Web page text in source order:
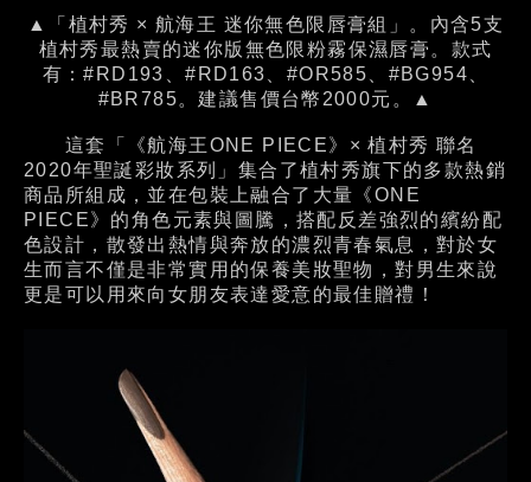
▲「植村秀 × 航海王 迷你無色限唇膏組」。內含5支
植村秀最熱賣的迷你版無色限粉霧保濕唇膏。款式
有：#RD193、#RD163、#OR585、#BG954、
#BR785。建議售價台幣2000元。▲
這套「《航海王ONE PIECE》× 植村秀 聯名
2020年聖誕彩妝系列」集合了植村秀旗下的多款熱銷
商品所組成，並在包裝上融合了大量《ONE
PIECE》的角色元素與圖騰，搭配反差強烈的繽紛配
色設計，散發出熱情與奔放的濃烈青春氣息，對於女
生而言不僅是非常實用的保養美妝聖物，對男生來說
更是可以用來向女朋友表達愛意的最佳贈禮！